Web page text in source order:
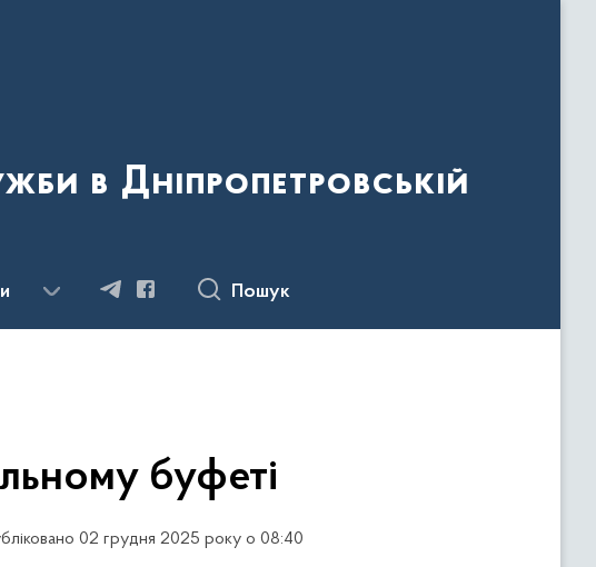
в Дніпропетровській
Пошук
буфеті
02 грудня 2025 року о 08:40